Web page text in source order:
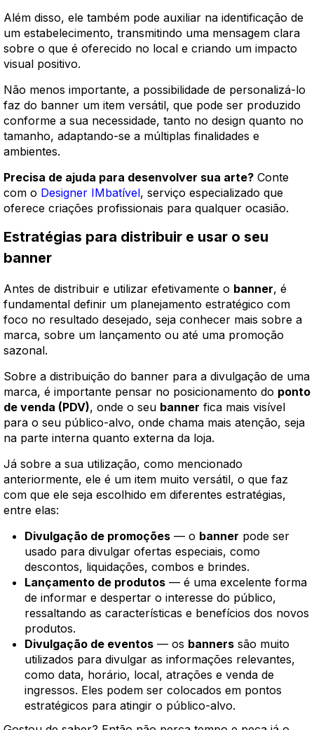
Além disso, ele também pode auxiliar na identificação de
um estabelecimento, transmitindo uma mensagem clara
sobre o que é oferecido no local e criando um impacto
visual positivo.
Não menos importante, a possibilidade de personalizá-lo
faz do banner um item versátil, que pode ser produzido
conforme a sua necessidade, tanto no design quanto no
tamanho, adaptando-se a múltiplas finalidades e
ambientes.
Precisa de ajuda para desenvolver sua arte? Conte
com o Designer IMbatível, serviço especializado que
oferece criações profissionais para qualquer ocasião.
Estratégias para distribuir e usar o seu
banner
Antes de distribuir e utilizar efetivamente o banner, é
fundamental definir um planejamento estratégico com
foco no resultado desejado, seja conhecer mais sobre a
marca, sobre um lançamento ou até uma promoção
sazonal.
Sobre a distribuição do banner para a divulgação de uma
marca, é importante pensar no posicionamento do ponto
de venda (PDV), onde o seu banner fica mais visível
para o seu público-alvo, onde chama mais atenção, seja
na parte interna quanto externa da loja.
Já sobre a sua utilização, como mencionado
anteriormente, ele é um item muito versátil, o que faz
com que ele seja escolhido em diferentes estratégias,
entre elas:
Divulgação de promoções — o banner pode ser
usado para divulgar ofertas especiais, como
descontos, liquidações, combos e brindes.
Lançamento de produtos — é uma excelente forma
de informar e despertar o interesse do público,
ressaltando as características e benefícios dos novos
produtos.
Divulgação de eventos — os banners são muito
utilizados para divulgar as informações relevantes,
como data, horário, local, atrações e venda de
ingressos. Eles podem ser colocados em pontos
estratégicos para atingir o público-alvo.